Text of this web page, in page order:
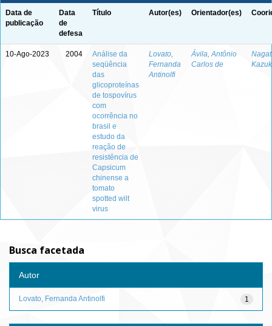
Data de
publicação
Data
de
defesa
Título Autor(es) Orientador(es)
10-Ago-2023 2004
Análise da
seqüência
das
glicoproteínas
de tospovírus
com
ocorrência no
brasil e
estudo da
reação de
resistência de
Capsicum
chinense a
tomato
spotted wilt
virus
Lovato,
Fernanda
Antinolfi
Ávila, Antônio
Carlos de
Busca facetada
Autor
1
Lovato, Fernanda Antinolfi